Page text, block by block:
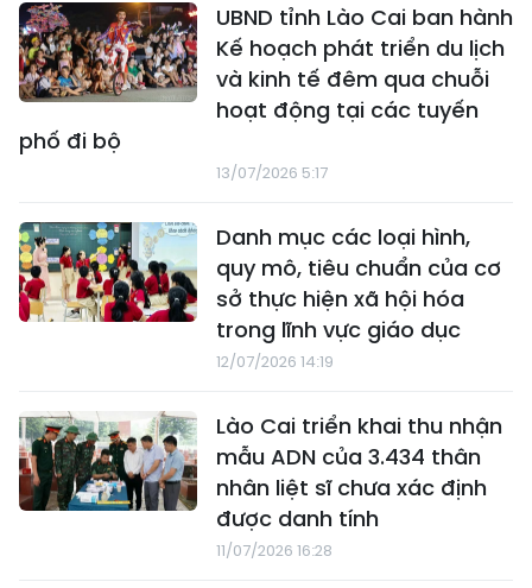
UBND tỉnh Lào Cai ban hành
Kế hoạch phát triển du lịch
và kinh tế đêm qua chuỗi
hoạt động tại các tuyến
phố đi bộ
13/07/2026 5:17
Danh mục các loại hình,
quy mô, tiêu chuẩn của cơ
sở thực hiện xã hội hóa
trong lĩnh vực giáo dục
12/07/2026 14:19
Lào Cai triển khai thu nhận
mẫu ADN của 3.434 thân
nhân liệt sĩ chưa xác định
được danh tính
11/07/2026 16:28